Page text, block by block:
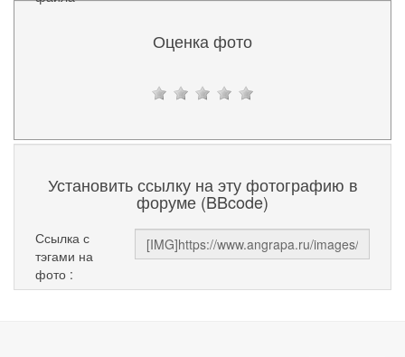
Оценка фото
Установить ссылку на эту фотографию в
форуме (BBcode)
Ссылка с
тэгами на
фото :